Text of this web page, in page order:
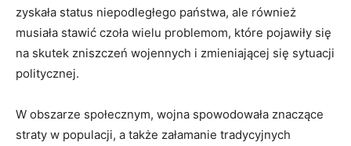
zyskała ‍status niepodległego państwa, ale również
musiała stawić⁢ czoła wielu⁤ problemom, które pojawiły się
na skutek zniszczeń wojennych i zmieniającej się sytuacji
​politycznej.
W obszarze społecznym, wojna spowodowała znaczące
straty w populacji, a także załamanie tradycyjnych